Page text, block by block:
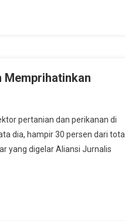
Memprihatinkan
pertanian dan perikanan di
dia, hampir 30 persen dari total
yang digelar Aliansi Jurnalis